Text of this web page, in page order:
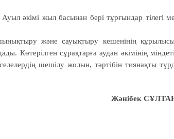
әкімі жыл басынан бері тұрғындар тілегі
және сауық­тыру кешенінің
Көтерілген сұрақтарға аудан әкімінің
шешілу жолын, тәртібін тиянақты
Жәнібек